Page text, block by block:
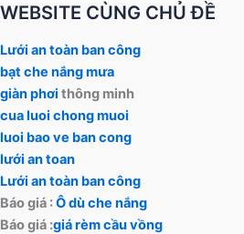
WEBSITE CÙNG CHỦ ĐỀ
Lưới an toàn ban công
bạt che nắng mưa
giàn phơi thông minh
cua luoi chong muoi
luoi bao ve ban cong
lưới an toan
Lưới an toàn ban công
Báo giá :Ô dù che nắng
Báo giá :giá rèm cầu vồng